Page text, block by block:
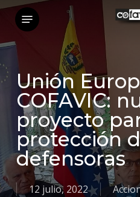
Skip
content
Unión
COFAVIC:
proyecto
protección
defensoras
12 julio, 2022